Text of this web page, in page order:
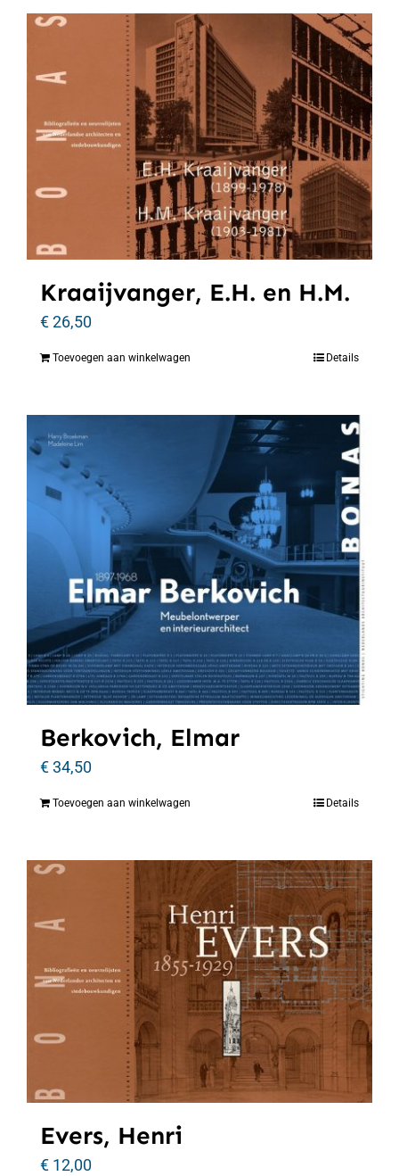
Kraaijvanger, E.H. en H.M.
€26,50
Toevoegen aan winkelwagen Details
Berkovich, Elmar
€34,50
Toevoegen aan winkelwagen Details
Evers, Henri
€ 12,00